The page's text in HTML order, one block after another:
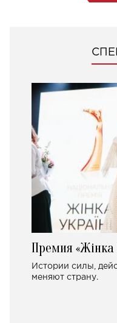
Премия «Жінка
Истории силы,
меняют страну.